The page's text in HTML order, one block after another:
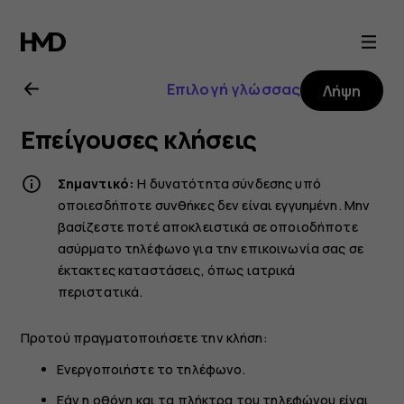
Οδηγίες
χρήσης
Nokia
2.1
Επιλογή γλώσσας Λήψη
Επείγουσες κλήσεις
Σημαντικό: Η δυνατότητα σύνδεσης υπό
οποιεσδήποτε συνθήκες δεν είναι εγγυημένη. Μην
βασίζεστε ποτέ αποκλειστικά σε οποιοδήποτε
ασύρματο τηλέφωνο για την επικοινωνία σας σε
έκτακτες καταστάσεις, όπως ιατρικά
περιστατικά.
Προτού πραγματοποιήσετε την κλήση:
Ενεργοποιήστε το τηλέφωνο.
Εάν η οθόνη και τα πλήκτρα του τηλεφώνου είναι